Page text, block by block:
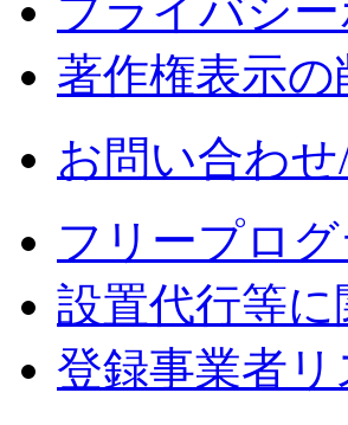
プライバシ
著作権表示
お問い合わ
フリープロ
設置代行等
登録事業者リ